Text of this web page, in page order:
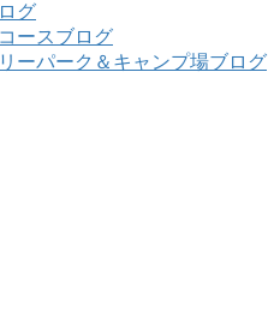
グ
ースブログ
ーパーク＆キャンプ場ブログ